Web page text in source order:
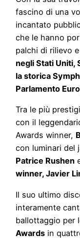
fascino di una
incantato
che le hanno
palchi di rilievo e
negli Stati Uniti,
la storica
Parlamento
Tra le più
con il
Awards winner,
con luminari del
Patrice Rushen
winner, Javier
Il suo ultimo
interamente
ballottaggio per
Awards in